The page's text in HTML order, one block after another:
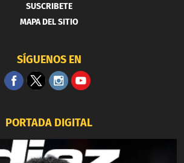
SUSCRIBETE
MAPA DEL SITIO
SÍGUENOS EN
PORTADA DIGITAL